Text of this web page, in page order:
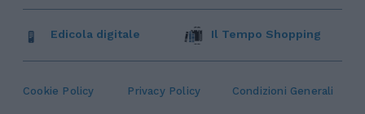
Cookie Policy Privacy Policy Condizioni Generali
Edicola digitale Il Tempo Shopping